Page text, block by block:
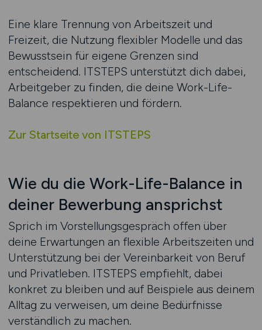
Eine klare Trennung von Arbeitszeit und
Freizeit, die Nutzung flexibler Modelle und das
Bewusstsein für eigene Grenzen sind
entscheidend. ITSTEPS unterstützt dich dabei,
Arbeitgeber zu finden, die deine Work-Life-
Balance respektieren und fördern.
Zur Startseite von ITSTEPS
Wie du die Work-Life-Balance in
deiner Bewerbung ansprichst
Sprich im Vorstellungsgespräch offen über
deine Erwartungen an flexible Arbeitszeiten und
Unterstützung bei der Vereinbarkeit von Beruf
und Privatleben. ITSTEPS empfiehlt, dabei
konkret zu bleiben und auf Beispiele aus deinem
Alltag zu verweisen, um deine Bedürfnisse
verständlich zu machen.